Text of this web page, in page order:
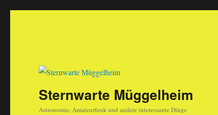
Sternwarte Müggelheim
Astronomie, Amateurfunk und andere interessante Dinge